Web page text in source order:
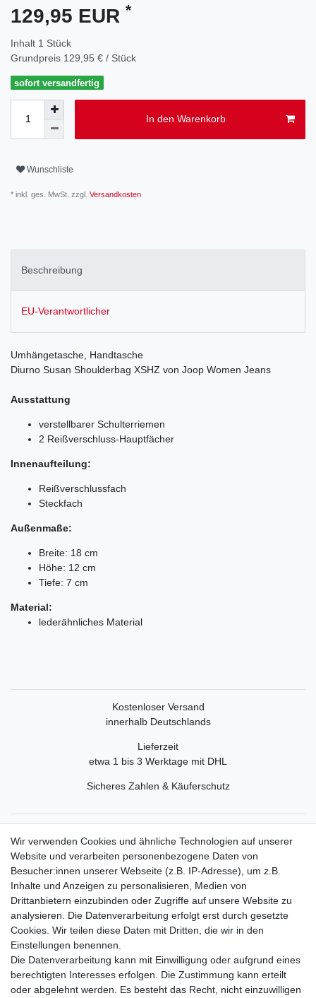
129,95 EUR *
Inhalt 1 Stück
Grundpreis 129,95 € / Stück
sofort versandfertig
In den Warenkorb
Wunschliste
* inkl. ges. MwSt. zzgl. Versandkosten
Beschreibung
EU-Verantwortlicher
Umhängetasche, Handtasche
Diurno Susan Shoulderbag XSHZ von Joop Women Jeans
Ausstattung
verstellbarer Schulterriemen
2 Reißverschluss-Hauptfächer
Innenaufteilung:
Reißverschlussfach
Steckfach
Außenmaße:
Breite: 18 cm
Höhe: 12 cm
Tiefe: 7 cm
Material:
lederähnliches Material
Kostenloser Versand
innerhalb Deutschlands
Lieferzeit
etwa 1 bis 3 Werktage mit DHL
Sicheres Zahlen & Käuferschutz
Rechtliche Informationen
Widerrufsrecht
Widerrufsformular
Datenschutzerklärung
AGB
Impressum
Wir verwenden Cookies und ähnliche Technologien auf unserer
Website und verarbeiten personenbezogene Daten von
Besucher:innen unserer Webseite (z.B. IP-Adresse), um z.B.
Inhalte und Anzeigen zu personalisieren, Medien von
Drittanbietern einzubinden oder Zugriffe auf unsere Website zu
analysieren. Die Datenverarbeitung erfolgt erst durch gesetzte
Cookies. Wir teilen diese Daten mit Dritten, die wir in den
Einstellungen benennen.
Die Datenverarbeitung kann mit Einwilligung oder aufgrund eines
berechtigten Interesses erfolgen. Die Zustimmung kann erteilt
oder abgelehnt werden. Es besteht das Recht, nicht einzuwilligen